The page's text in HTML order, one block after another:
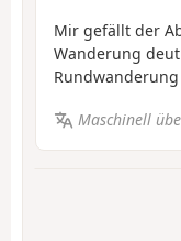
Mir gefällt der
Wanderung
Maschinell